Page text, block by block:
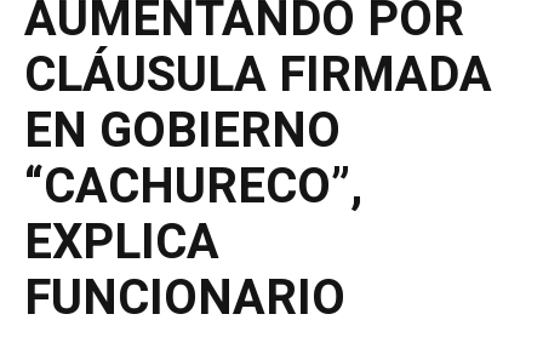
AUMENTANDO POR
CLÁUSULA FIRMADA
EN GOBIERNO
“CACHURECO”,
EXPLICA
FUNCIONARIO